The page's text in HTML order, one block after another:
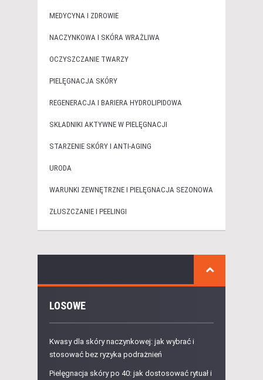
MEDYCYNA I ZDROWIE
NACZYNKOWA I SKÓRA WRAŻLIWA
OCZYSZCZANIE TWARZY
PIELĘGNACJA SKÓRY
REGENERACJA I BARIERA HYDROLIPIDOWA
SKŁADNIKI AKTYWNE W PIELĘGNACJI
STARZENIE SKÓRY I ANTI-AGING
URODA
WARUNKI ZEWNĘTRZNE I PIELĘGNACJA SEZONOWA
ZŁUSZCZANIE I PEELINGI
LOSOWE
Kwasy dla skóry naczynkowej: jak wybrać i
stosować bez ryzyka podrażnień
Pielęgnacja skóry po 40: jak dostosować rytuał i